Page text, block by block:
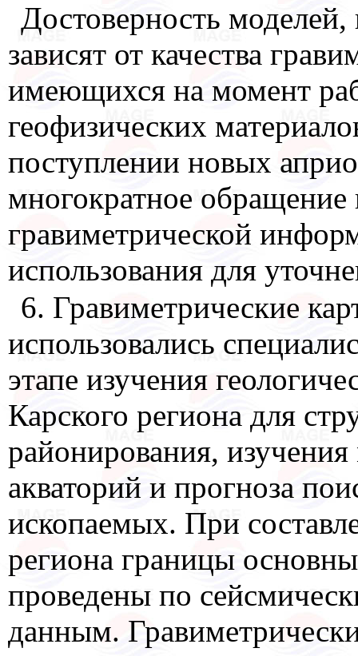
Достоверность моделей,
зависят от качества
имеющихся на момент
геофизических
поступлении новых
многократное
гравиметрической
использования для
6. Гравиметрические
использовались
этапе изучения
Карского региона для
районирования,
акваторий и прогноза
ископаемых. При
региона границы
проведены по
данным.